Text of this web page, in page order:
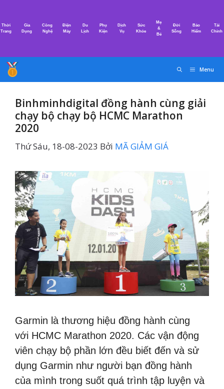
nội
Thời
Trang
Gia
Dụng
Công
Nghệ
Điện
Máy
Du
Lịch
Phụ
Kiện
Dịch
Vụ
Sức
Khỏe
Mẹ
&
Bé
Đời
Sống
Bảo
Hiểm
Tài
Chính
Menu
Binhminhdigital đồng hành cùng giải
chạy bộ chạy bộ HCMC Marathon
2020
Thứ Sáu, 18-08-2023 Bởi MÃ GIẢM GIÁ
Garmin là thương hiệu đồng hành cùng
với HCMC Marathon 2020. Các vận động
viên chạy bộ phần lớn đều biết đến và sử
dụng Garmin như người bạn đồng hành
của mình trong suốt quá trình tập luyện và